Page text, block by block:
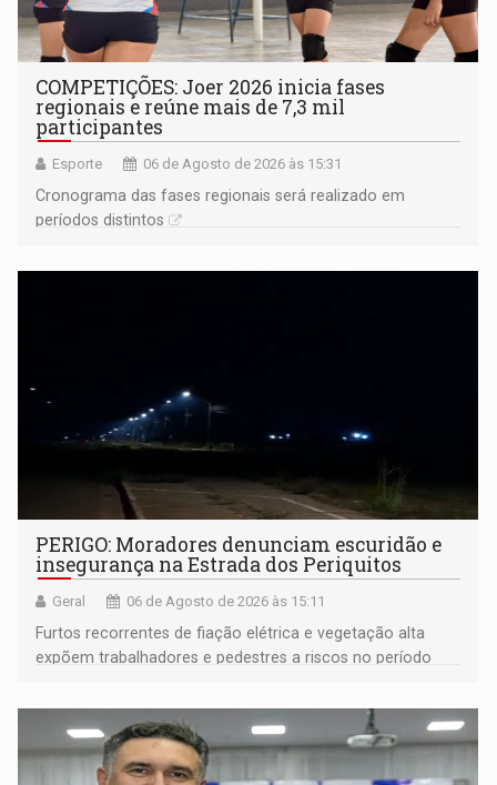
COMPETIÇÕES: Joer 2026 inicia fases
regionais e reúne mais de 7,3 mil
participantes
Esporte 06 de Agosto de 2026 às 15:31
Cronograma das fases regionais será realizado em
períodos distintos
PERIGO: Moradores denunciam escuridão e
insegurança na Estrada dos Periquitos
Geral 06 de Agosto de 2026 às 15:11
Furtos recorrentes de fiação elétrica e vegetação alta
expõem trabalhadores e pedestres a riscos no período